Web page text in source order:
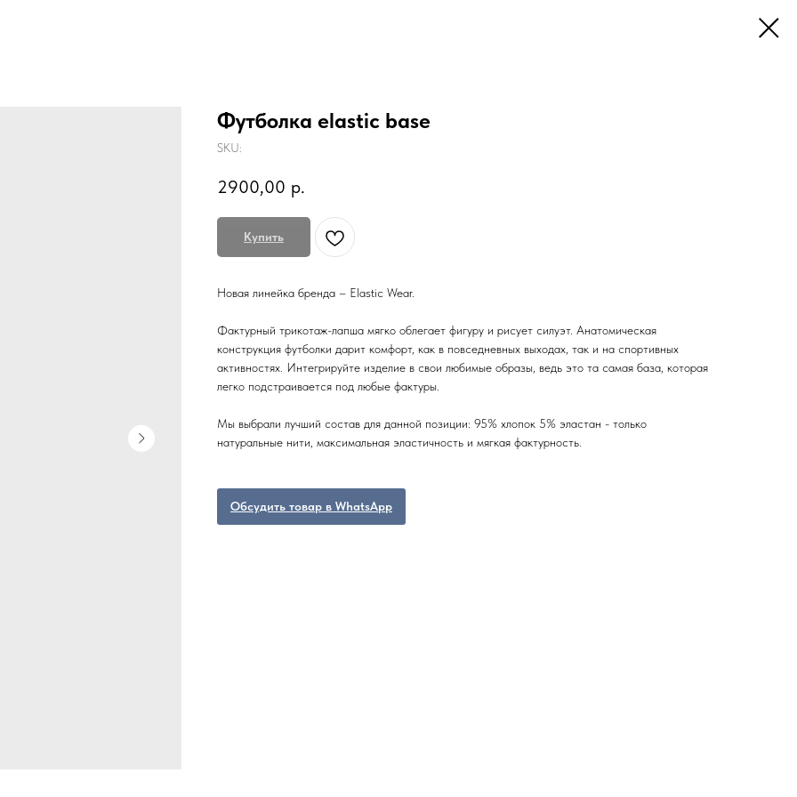
Футболка elastic base
SKU:
2900,00 р.
Купить
Новая линейка бренда – Elastic Wear.
Фактурный трикотаж-лапша мягко облегает фигуру и рисует силуэт. Анатомическая
конструкция футболки дарит комфорт, как в повседневных выходах, так и на спортивных
активностях. Интегрируйте изделие в свои любимые образы, ведь это та самая база, которая
легко подстраивается под любые фактуры.
Мы выбрали лучший состав для данной позиции: 95% хлопок 5% эластан - только
натуральные нити, максимальная эластичность и мягкая фактурность.
Обсудить товар в WhatsApp